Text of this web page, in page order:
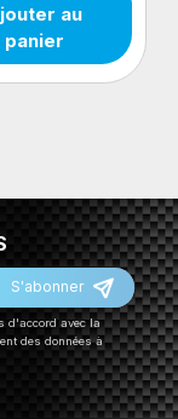
au
panier
S'abonner
d'accord avec la
des données à